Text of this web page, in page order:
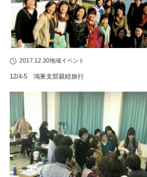
2017.12.30地域イベント
12/4-5 鴻巣支部親睦旅行